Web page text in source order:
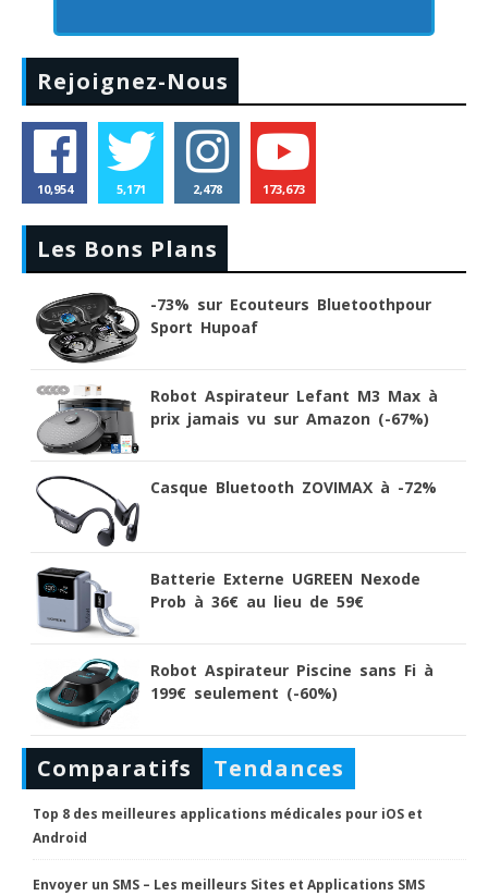
Rejoignez-Nous
10,954 5,171 2,478 173,673
Les Bons Plans
-73% sur Ecouteurs Bluetoothpour
Sport Hupoaf
Robot Aspirateur Lefant M3 Max à
prix jamais vu sur Amazon (-67%)
Casque Bluetooth ZOVIMAX à -72%
Batterie Externe UGREEN Nexode
Prob à 36€ au lieu de 59€
Robot Aspirateur Piscine sans Fi à
199€ seulement (-60%)
Comparatifs Tendances
Top 8 des meilleures applications médicales pour iOS et
Android
Envoyer un SMS – Les meilleurs Sites et Applications SMS